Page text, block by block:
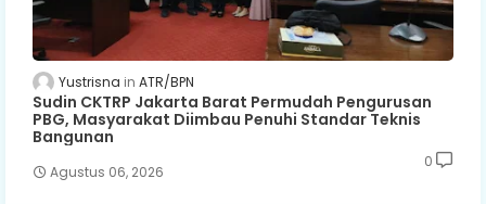
Yustrisna ATR/BPN
Sudin CKTRP Jakarta Barat Permudah Pengurusan
PBG, Masyarakat Diimbau Penuhi Standar Teknis
Bangunan
Agustus 06, 2026
0